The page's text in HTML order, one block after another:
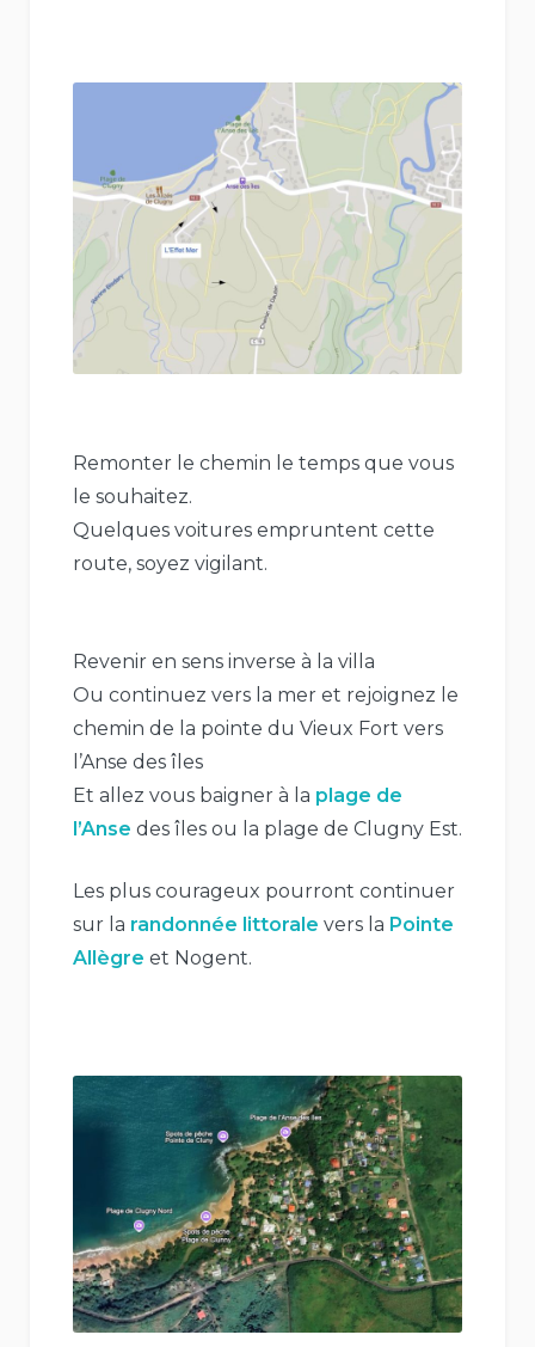
Remonter le chemin le temps que vous
le souhaitez.
Quelques voitures empruntent cette
route, soyez vigilant.
Revenir en sens inverse à la villa
Ou continuez vers la mer et rejoignez le
chemin de la pointe du Vieux Fort vers
l’Anse des îles
Et allez vous baigner à la plage de
l’Anse des îles ou la plage de Clugny Est.
Les plus courageux pourront continuer
sur la randonnée littorale vers la Pointe
Allègre et Nogent.